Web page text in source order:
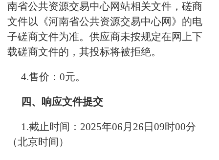
南省公共资源交易中心网站相关文件，磋商
文件以《河南省公共资源交易中心网》的电
子磋商文件为准。供应商未按规定在网上下
载磋商文件的，其投标将被拒绝。
4.售价：0元。
四、响应文件提交
1.截止时间：2025年06月26日09时00分
（北京时间）